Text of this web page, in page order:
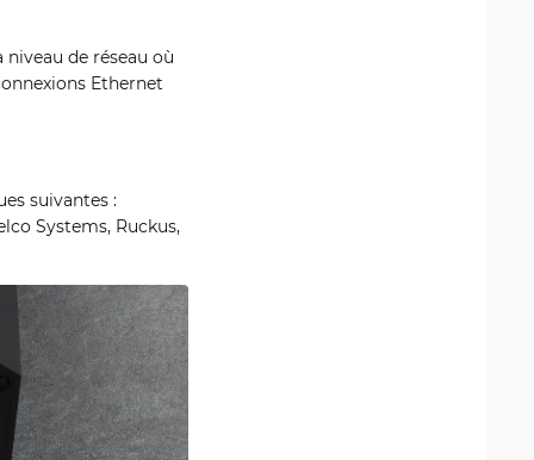
niveau de réseau où
Ethernet
suivantes :
Systems, Ruckus,